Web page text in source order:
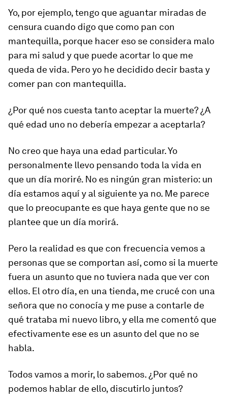
Yo, por ejemplo, tengo que aguantar miradas de
censura cuando digo que como pan con
mantequilla, porque hacer eso se considera malo
para mi salud y que puede acortar lo que me
queda de vida. Pero yo he decidido decir basta y
comer pan con mantequilla.
¿Por qué nos cuesta tanto aceptar la muerte? ¿A
qué edad uno no debería empezar a aceptarla?
No creo que haya una edad particular. Yo
personalmente llevo pensando toda la vida en
que un día moriré. No es ningún gran misterio: un
día estamos aquí y al siguiente ya no. Me parece
que lo preocupante es que haya gente que no se
plantee que un día morirá.
Pero la realidad es que con frecuencia vemos a
personas que se comportan así, como si la muerte
fuera un asunto que no tuviera nada que ver con
ellos. El otro día, en una tienda, me crucé con una
señora que no conocía y me puse a contarle de
qué trataba mi nuevo libro, y ella me comentó que
efectivamente ese es un asunto del que no se
habla.
Todos vamos a morir, lo sabemos. ¿Por qué no
podemos hablar de ello, discutirlo juntos?